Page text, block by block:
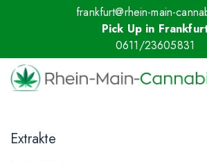
frankfurt@rhein-main-
Pick Up in
0611/23605831
Extrakte